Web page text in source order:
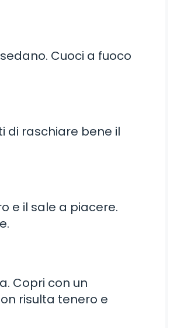
Cuoci a fuoco
di raschiare bene il
e il sale a piacere.
Copri con un
risulta tenero e